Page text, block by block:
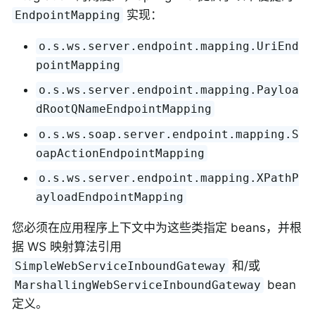
EndpointMapping 实现：
o.s.ws.server.endpoint.mapping.UriEnd
pointMapping
o.s.ws.server.endpoint.mapping.Payloa
dRootQNameEndpointMapping
o.s.ws.soap.server.endpoint.mapping.S
oapActionEndpointMapping
o.s.ws.server.endpoint.mapping.XPathP
ayloadEndpointMapping
您必须在应用程序上下文中为这些类指定 beans，并根
据 WS 映射算法引用
SimpleWebServiceInboundGateway 和/或
MarshallingWebServiceInboundGateway bean
定义。